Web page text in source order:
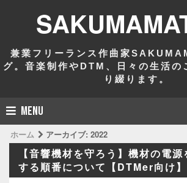
兼業フリーランス作曲家
グ。音楽制作やDTM、日々の生活の
り綴ります。
MENU
ホーム アーカイブ: 2022
【音響機材を守ろう】機材の電
する順番について【DTMer向け】